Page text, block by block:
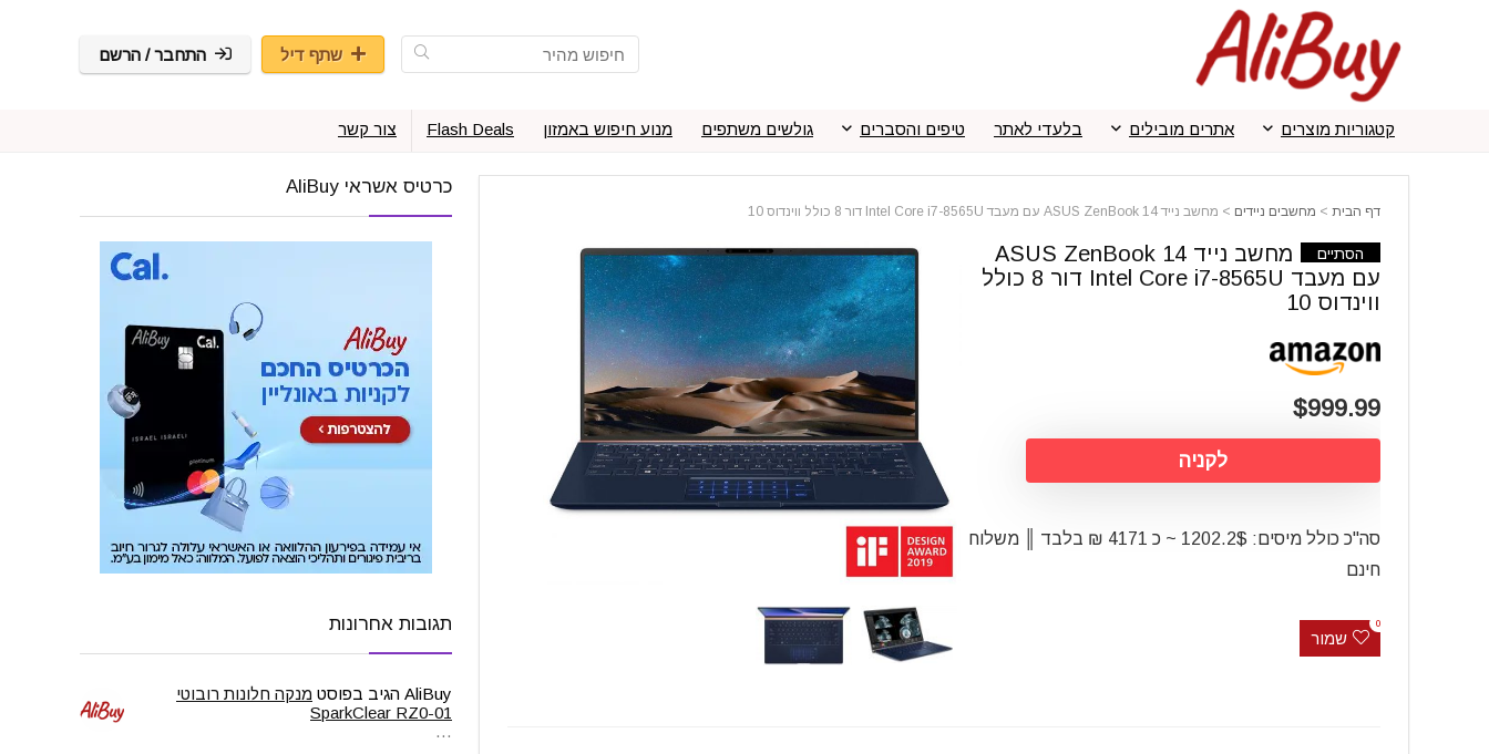
שתף דיל התחבר / הרשם
קטגוריות מוצרים אתרים מובילים בלעדי לאתר טיפים והסברים גולשים משתפים מנוע חיפוש באמזון Flash Deals צור קשר
דף הבית > מחשבים ניידים > מחשב נייד ASUS ZenBook 14 עם מעבד Intel Core i7-8565U דור 8 כולל ווינדוס 10
הסתיים
מחשב נייד ASUS ZenBook 14
עם מעבד Intel Core i7-8565U דור 8 כולל
ווינדוס 10
$999.99
לקניה
סה"כ כולל מיסים: 1202.2$ ~ כ 4171 ₪ בלבד ║ משלוח
חינם
שמור
0
כרטיס אשראי AliBuy
תגובות אחרונות
AliBuy הגיב בפוסט מנקה חלונות רובוטי
SparkClear RZ0-01
…